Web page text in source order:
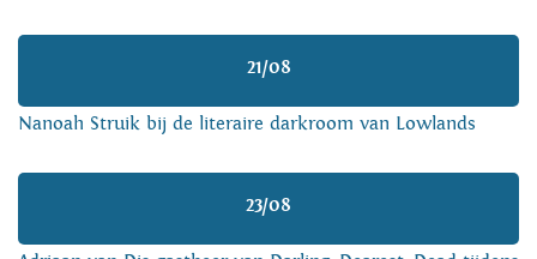
21/08
Nanoah Struik bij de literaire darkroom van Lowlands
23/08